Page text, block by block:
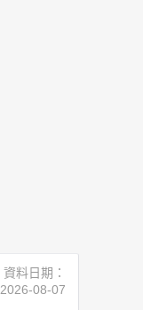
資料日期：
2026-08-07